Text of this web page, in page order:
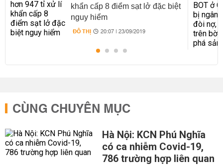
khẩn cấp 8 điểm sạt lở đặc biệt
nguy hiểm
ĐÔ THỊ 20:07 | 23/09/2019
CÙNG CHUYÊN MỤC
Hà Nội: KCN Phú Nghĩa
có ca nhiễm Covid-19,
786 trường hợp liên quan